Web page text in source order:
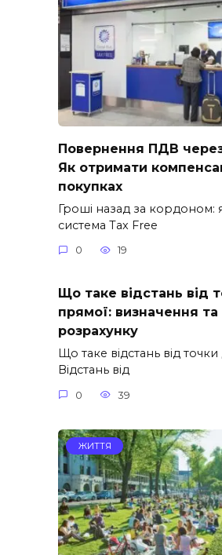
Повернення ПДВ
Як отримати
покупках
Гроші назад за кордоном:
система Tax Free
0 19
Що таке відстань від
прямої: визначення
розрахунку
Що таке відстань від
Відстань від
0 39
ЖИТТЯ